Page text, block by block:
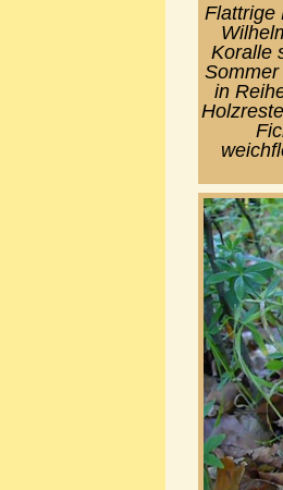
Flattrige
Koralle
in